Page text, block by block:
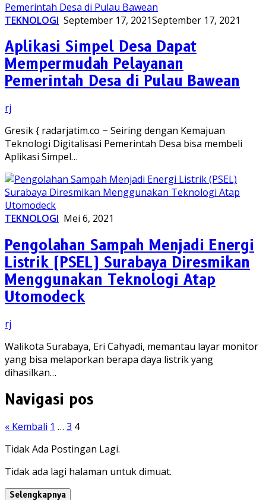
TEKNOLOGI September 17, 2021September 17, 2021
Aplikasi Simpel Desa Dapat
Mempermudah Pelayanan
Pemerintah Desa di Pulau Bawean
rj
Gresik { radarjatim.co ~ Seiring dengan Kemajuan
Teknologi Digitalisasi Pemerintah Desa bisa membeli
Aplikasi Simpel…
TEKNOLOGI Mei 6, 2021
Pengolahan Sampah Menjadi Energi
Listrik (PSEL) Surabaya Diresmikan
Menggunakan Teknologi Atap
Utomodeck
rj
Walikota Surabaya, Eri Cahyadi, memantau layar monitor
yang bisa melaporkan berapa daya listrik yang
dihasilkan…
Navigasi pos
« Kembali 1 … 3 4
Tidak Ada Postingan Lagi.
Tidak ada lagi halaman untuk dimuat.
Selengkapnya